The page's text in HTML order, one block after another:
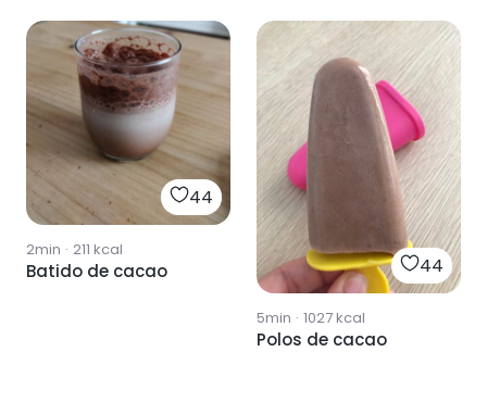
44
2min · 211 kcal
Batido de cacao 44
5min · 1027kcal
Polos de cacao